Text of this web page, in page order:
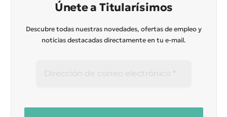
Únete a Titularísimos
Descubre todas nuestras novedades, ofertas de empleo y
noticias destacadas directamente en tu e-mail.